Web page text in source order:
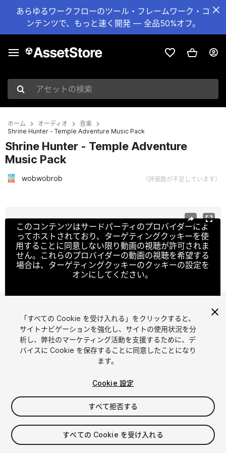
あらゆるワークフローのツール・フレームワーク・コ
ンテンツで、もっと速く開発 — 全品50%オフ。
アセットの検索
ホーム オーディオ
音楽
Shrine Hunter - Temple Adventure Music Pack
Shrine Hunter - Temple Adventure
Music Pack
wobwobrob （評価数が不足しています）
このコンテンツはサードパーティのプロバイダーによ
ってホストされており、ターゲティングクッキーを使
用することに同意しない限り動画の視聴が許可されま
せん。これらのプロバイダーの動画の視聴を希望する
場合は、ターゲティングクッキーのクッキーの設定を
オンにしてください。
クッキーの設定
1/2
$10
消費税は決済時に計算されます
「すべての Cookie を受け入れる」をクリックすると、
サイトナビゲーションを強化し、サイトの使用状況を分
析し、弊社のマーケティング活動を支援するために、デ
バイスに Cookie を保存することに同意したことになり
ます。
Cookie 設定
すべて拒否する
すべての Cookie を受け入れる